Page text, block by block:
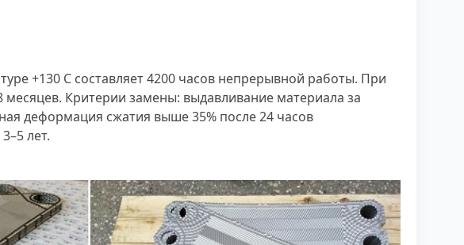
+130 С составляет 4200 часов непрерывной работы. При
Критерии замены: выдавливание материала за
деформация сжатия выше 35% после 24 часов
лет.